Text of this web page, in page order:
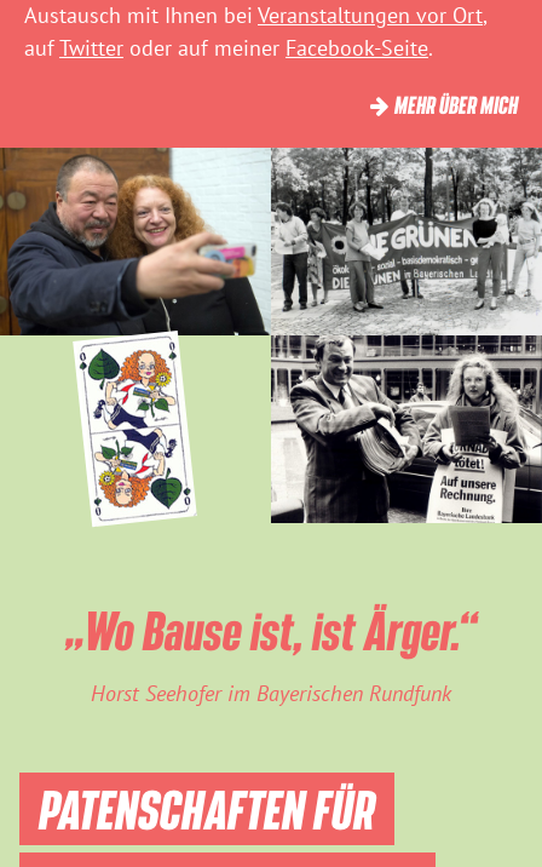
Austausch mit Ihnen bei Veranstaltungen vor Ort,
aufTwitter oder auf meiner Facebook-Seite.
MEHR ÜBER MICH
„Wo Bause ist, ist Ärger.“
Horst Seehofer im Bayerischen Rundfunk
PATENSCHAFTEN FÜR